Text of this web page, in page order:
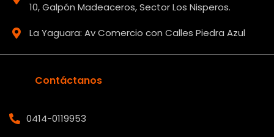
Contáctanos
0414-0119953
10, Galpón Madeaceros, Sector Los Nisperos.
La Yaguara: Av Comercio con Calles Piedra Azul